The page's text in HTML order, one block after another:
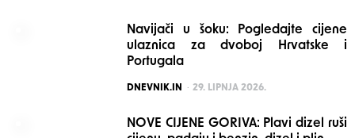
Navijači u šoku: Pogledajte cijene
ulaznica za dvoboj Hrvatske i
Portugala
POSTED
DNEVNIK.IN 29. LIPNJA 2026.
NOVE CIJENE GORIVA: Plavi dizel ruši